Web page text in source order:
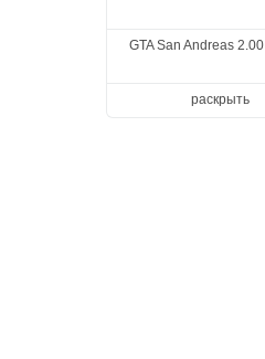
GTA San Andreas 2.00
раскрыть